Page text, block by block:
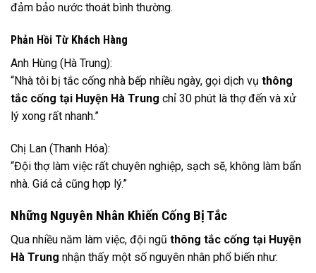
đảm bảo nước thoát bình thường.
Phản Hồi Từ Khách Hàng
Anh Hùng (Hà Trung):
“Nhà tôi bị tắc cống nhà bếp nhiều ngày, gọi dịch vụ thông
tắc cống tại Huyện Hà Trung chỉ 30 phút là thợ đến và xử
lý xong rất nhanh.”
Chị Lan (Thanh Hóa):
“Đội thợ làm việc rất chuyên nghiệp, sạch sẽ, không làm bẩn
nhà. Giá cả cũng hợp lý.”
Những Nguyên Nhân Khiến Cống Bị Tắc
Qua nhiều năm làm việc, đội ngũ thông tắc cống tại Huyện
Hà Trung nhận thấy một số nguyên nhân phổ biến như: